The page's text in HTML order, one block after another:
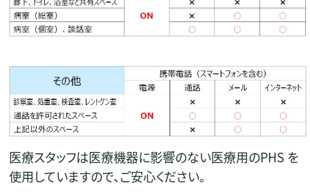
医療スタッフは医療機器に影響のない医療用のPHS を
使用していますので、ご安心ください。